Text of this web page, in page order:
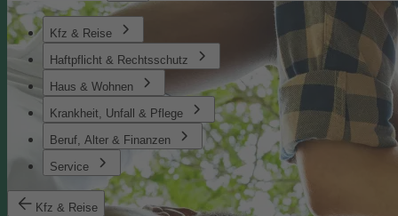
Kfz & Reise
Haftpflicht & Rechtsschutz
Haus & Wohnen
Krankheit, Unfall & Pflege
Beruf, Alter & Finanzen
Service
Kfz & Reise